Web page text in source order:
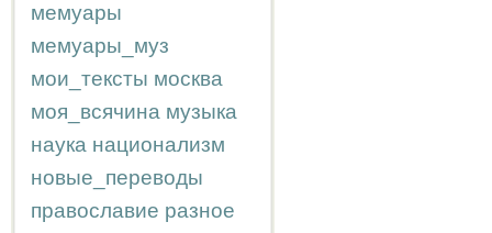
мемуары
мемуары_муз
мои_тексты москва
моя_всячина музыка
наука национализм
новые_переводы
православие разное